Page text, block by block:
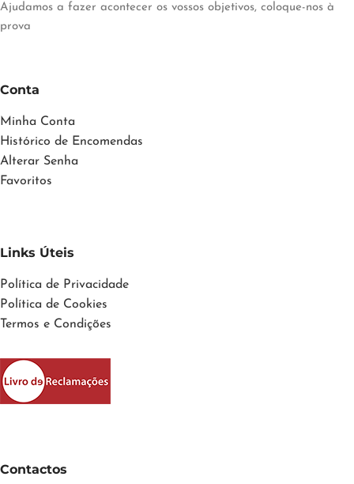
Ajudamos a fazer acontecer os vossos objetivos, coloque-nos à
prova
Conta
Minha Conta
Histórico de Encomendas
Alterar Senha
Favoritos
Links Úteis
Política de Privacidade
Política de Cookies
Termos e Condições
Contactos